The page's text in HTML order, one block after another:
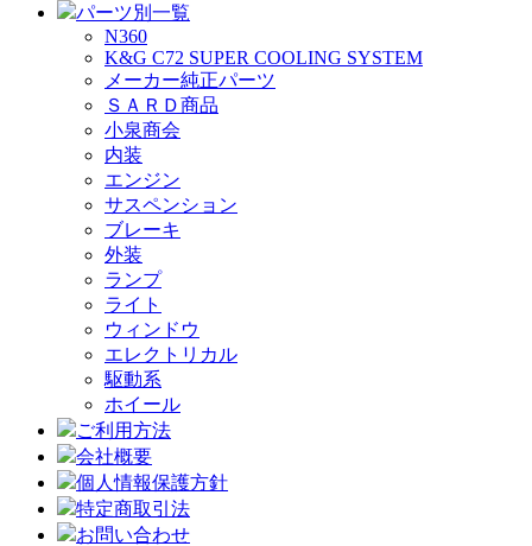
パーツ別一覧
N360
K&G C72 SUPER COOLING SYSTEM
メーカー純正パーツ
ＳＡＲＤ商品
小泉商会
内装
エンジン
サスペンション
ブレーキ
外装
ランプ
ライト
ウィンドウ
エレクトリカル
駆動系
ホイール
ご利用方法
会社概要
個人情報保護方針
特定商取引法
お問い合わせ